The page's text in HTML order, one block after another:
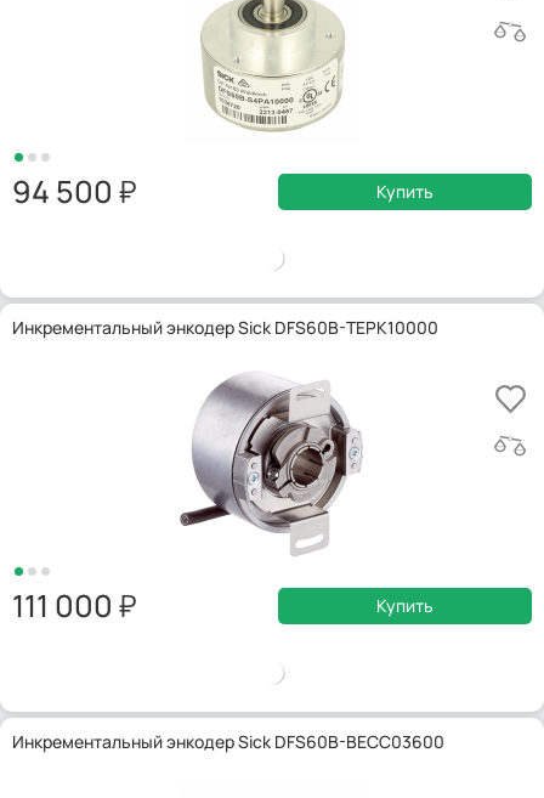
94 500 Купить
Инкрементальный энкодер Sick DFS60B-TEPK10000
111 000 Купить
Инкрементальный энкодер Sick DFS60B-BECC03600